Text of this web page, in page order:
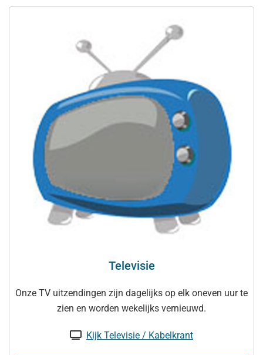
Televisie
Onze TV uitzendingen zijn dagelijks op elk oneven uur te
zien en worden wekelijks vernieuwd.
Kijk Televisie / Kabelkrant